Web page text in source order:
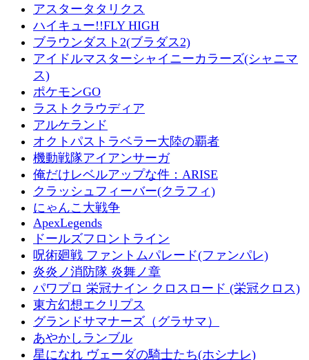
アスタータタリクス
ハイキュー!!FLY HIGH
ブラウンダスト2(ブラダス2)
アイドルマスターシャイニーカラーズ(シャニマ
ス)
ポケモンGO
ラストクラウディア
アルケランド
オクトパストラベラー大陸の覇者
機動戦隊アイアンサーガ
俺だけレベルアップな件：ARISE
クラッシュフィーバー(クラフィ)
にゃんこ大戦争
ApexLegends
ドールズフロントライン
呪術廻戦 ファントムパレード(ファンパレ)
炎炎ノ消防隊 炎舞ノ章
パワプロ 栄冠ナイン クロスロード (栄冠クロス)
東方幻想エクリプス
グランドサマナーズ（グラサマ）
あやかしランブル
星になれ ヴェーダの騎士たち(ホシナレ)